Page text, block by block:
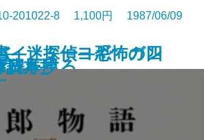
った男
―迷探偵ヨギ ガン
―
得をする
〕
〕
201022-8 1,100円 1987/06/09
〕本
イ・ミー―恐怖の四
月抄